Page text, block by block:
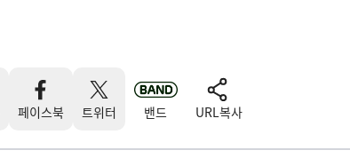
페이스북 트위터 밴드 URL복사